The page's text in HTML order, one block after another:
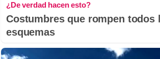
¿De verdad hacen esto?
Costumbres que rompen todos
esquemas